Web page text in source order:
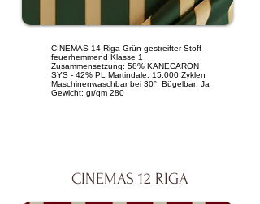
CINEMAS 14 Riga Grün gestreifter Stoff -
feuerhemmend Klasse 1
Zusammensetzung: 58% KANECARON
SYS - 42% PL Martindale: 15.000 Zyklen
Maschinenwaschbar bei 30°. Bügelbar: Ja
Gewicht: gr/qm 280
CINEMAS 12 RIGA